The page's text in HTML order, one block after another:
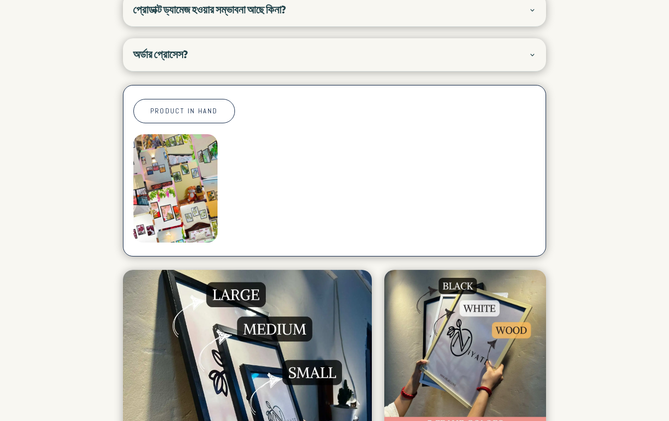
প্রোডাক্ট ড্যামেজ হওয়ার সম্ভাবনা আছে কিনা?
অর্ডার প্রোসেস?
PRODUCT IN HAND